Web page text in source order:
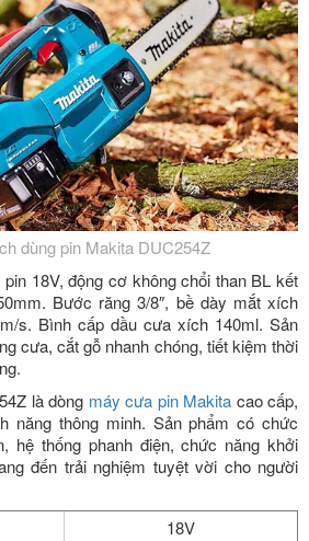
dùng pin Makita DUC254Z
18V, động cơ không chổi than BL kết
Bước răng 3/8″, bề dày mắt xích
s. Bình cấp dầu cưa xích 140ml. Sản
cưa, cắt gỗ nhanh chóng, tiết kiệm thời
là dòng máy cưa pin Makita cao cấp,
năng thông minh. Sản phẩm có chức
hệ thống phanh điện, chức năng khởi
đến trải nghiệm tuyệt vời cho người
18V